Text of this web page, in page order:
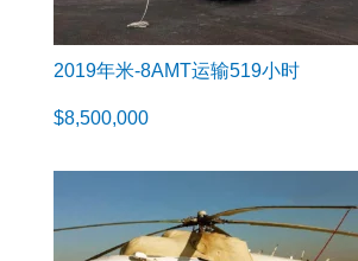
2019年米-8AMT运输519小时
$8,500,000